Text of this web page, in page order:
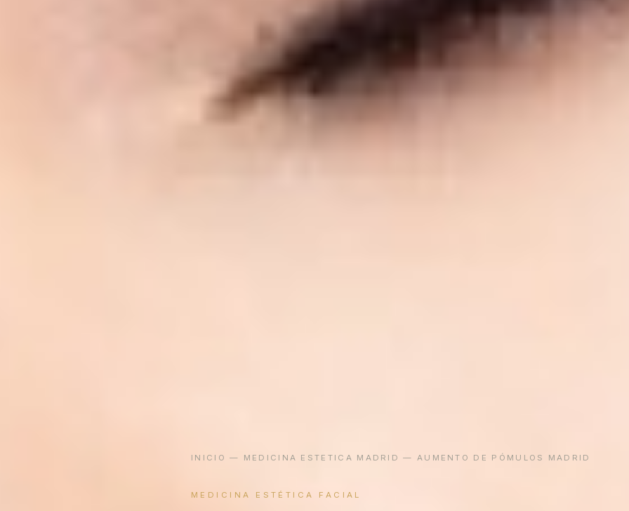
INICIO — MEDICINA ESTETICA MADRID — AUMENTO DE PÓMULOS MADRID
MEDICINA ESTÉTICA FACIAL